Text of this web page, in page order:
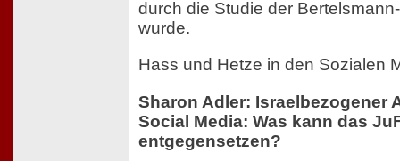
durch die Studie der
wurde.
Hass und Hetze in den Sozialen
Sharon Adler: Israelbezogener
Social Media: Was kann das
entgegensetzen?